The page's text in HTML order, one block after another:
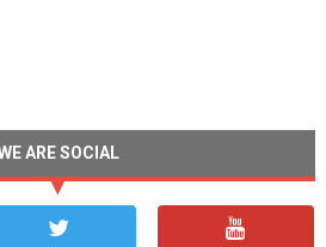
ARE SOCIAL